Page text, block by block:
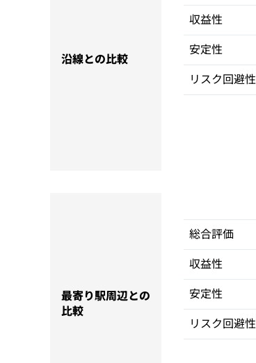
沿線との比較
収益性
安定性
リスク回避性
最寄り駅周辺との
比較
総合評価
収益性
安定性
リスク回避性